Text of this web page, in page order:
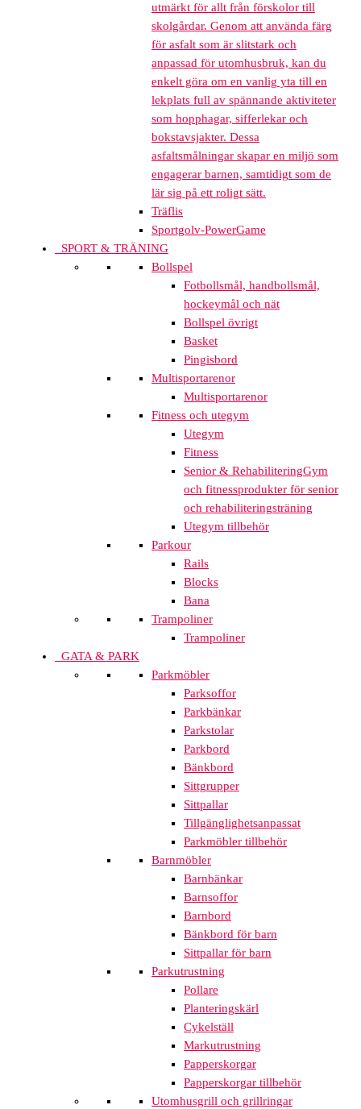
utmärkt för allt från förskolor till
skolgårdar. Genom att använda färg
för asfalt som är slitstark och
anpassad för utomhusbruk, kan du
enkelt göra om en vanlig yta till en
lekplats full av spännande aktiviteter
som hopphagar, sifferlekar och
bokstavsjakter. Dessa
asfaltsmålningar skapar en miljö som
engagerar barnen, samtidigt som de
lär sig på ett roligt sätt.
Träflis
Sportgolv-PowerGame
SPORT & TRÄNING
Bollspel
Fotbollsmål, handbollsmål,
hockeymål och nät
Bollspel övrigt
Basket
Pingisbord
Multisportarenor
Multisportarenor
Fitness och utegym
Utegym
Fitness
Senior & RehabiliteringGym
och fitnessprodukter för senior
och rehabiliteringsträning
Utegym tillbehör
Parkour
Rails
Blocks
Bana
Trampoliner
Trampoliner
GATA & PARK
Parkmöbler
Parksoffor
Parkbänkar
Parkstolar
Parkbord
Bänkbord
Sittgrupper
Sittpallar
Tillgänglighetsanpassat
Parkmöbler tillbehör
Barnmöbler
Barnbänkar
Barnsoffor
Barnbord
Bänkbord för barn
Sittpallar för barn
Parkutrustning
Pollare
Planteringskärl
Cykelställ
Markutrustning
Papperskorgar
Papperskorgar tillbehör
Utomhusgrill och grillringar